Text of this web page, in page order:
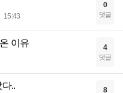
15:43
0
댓글
이유 4
댓글
.. 8